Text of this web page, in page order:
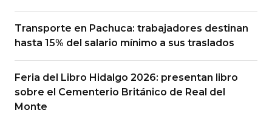
Transporte en Pachuca: trabajadores destinan
hasta 15% del salario mínimo a sus traslados
Feria del Libro Hidalgo 2026: presentan libro
sobre el Cementerio Británico de Real del
Monte